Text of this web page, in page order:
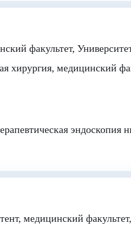
факультет,
хирургия, медицинский
медицинский